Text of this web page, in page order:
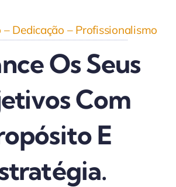
Dedicação – Profissionalismo
Os Seus
Com
E